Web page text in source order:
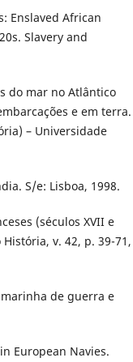
Enslaved African
Slavery and
do mar no Atlântico
e em terra.
– Universidade
S/e: Lisboa, 1998.
(séculos XVII e
v. 42, p. 39-71,
marinha de guerra e
European Navies.